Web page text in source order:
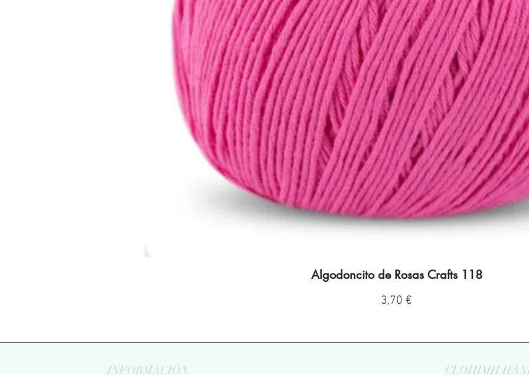
Vista rápida
Algodoncito de Rosas Crafts 118
Precio
3,70 €
INFORMACIÓN CLOHIMH